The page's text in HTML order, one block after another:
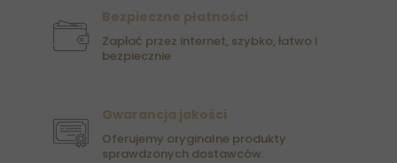
Bezpieczne płatności
Zapłać przez internet, szybko, łatwo i
bezpiecznie
Gwarancja jakości
Oferujemy oryginalne produkty
sprawdzonych dostawców.